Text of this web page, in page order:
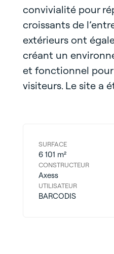
convivialité pour
croissants de
extérieurs ont
créant un
et fonctionnel pour
visiteurs. Le site a
SURFACE
6 101 m²
CONSTRUCTEUR
Axess
UTILISATEUR
BARCODIS